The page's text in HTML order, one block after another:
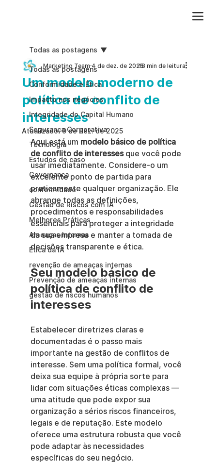
Todas as postagens
Conformidade e Ética
Impacto nos negócios
Integridade do Capital Humano
Segurança Corporativa
Tecnologia
Estudos de caso
Governança
conformidade
Gestão de Riscos com IA
Melhores Práticas
Ameaças Internas
Ética da IA
revenção de ameaças internas
Prevenção de ameaças internas
gestão de riscos humanos
Todas as postagens
Um modelo moderno de
política de conflito de
interesses
Marketing Team 4 de dez. de 202518 min de leitura
Atualizado:9 de dez. de 2025
Aqui está um modelo básico de política
de conflito de interesses que você pode
usar imediatamente. Considere-o um
excelente ponto de partida para
praticamente qualquer organização. Ele
abrange todas as definições,
procedimentos e responsabilidades
essenciais para proteger a integridade
da sua empresa e manter a tomada de
decisões transparente e ética.
Seu modelo básico de
política de conflito de
interesses
Estabelecer diretrizes claras e
documentadas é o passo mais
importante na gestão de conflitos de
interesse. Sem uma política formal, você
deixa sua equipe à própria sorte para
lidar com situações éticas complexas —
uma atitude que pode expor sua
organização a sérios riscos financeiros,
legais e de reputação. Este modelo
oferece uma estrutura robusta que você
pode adaptar às necessidades
específicas do seu negócio.